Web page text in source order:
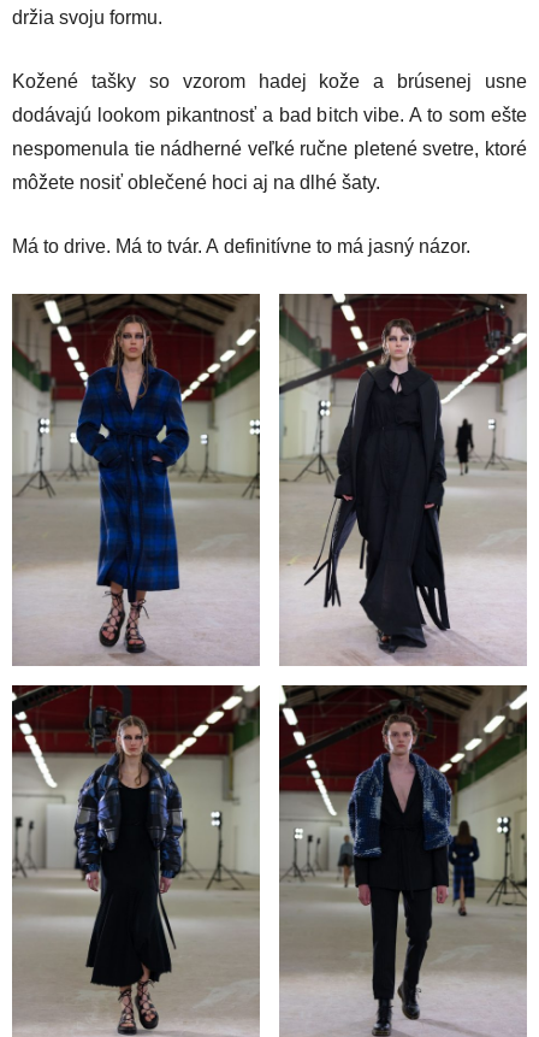
držia svoju formu.
Kožené tašky so vzorom hadej kože a brúsenej usne
dodávajú lookom pikantnosť a bad bitch vibe. A to som ešte
nespomenula tie nádherné veľké ručne pletené svetre, ktoré
môžete nosiť oblečené hoci aj na dlhé šaty.
Má to drive. Má to tvár. A definitívne to má jasný názor.